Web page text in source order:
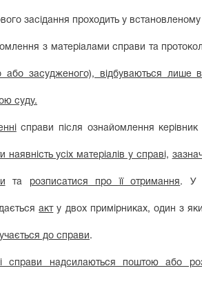
засідання проходить у
з матеріалами справи та
або засудженого), відбуваються лише
суду.
справи після ознайомлення
наявність усіх матеріалів у справі,
та розписатися про її отримання. У
акту двох примірниках, один з
до справи.
справи надсилаються поштою або